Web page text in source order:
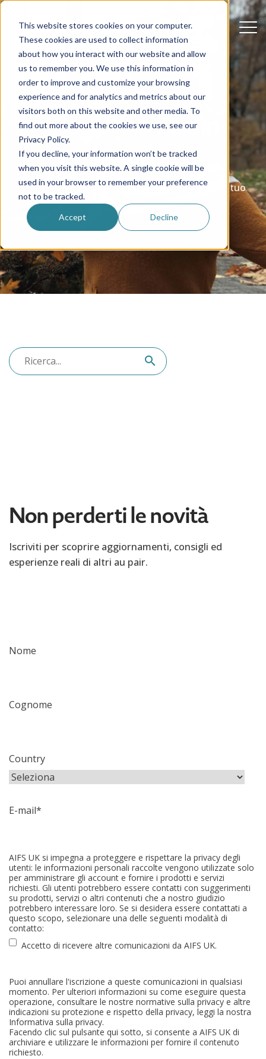
This website stores cookies on your computer.
These cookies are used to collect information
about how you interact with our website and allow
us to remember you. We use this information in
order to improve and customize your browsing
experience and for analytics and metrics about our
visitors both on this website and other media. To
find out more about the cookies we use, see our
Privacy Policy.
If you decline, your information won’t be tracked
when you visit this website. A single cookie will be
used in your browser to remember your preference
not to be tracked.
Accept Decline
Blog di Au Pair in
America
Storie vere, consigli e idee utili per aiutarti nel tuo
viaggio alla pari.
Non perderti le novità
Iscriviti per scoprire aggiornamenti, consigli ed
esperienze reali di altri au pair.
Nome
Cognome
Country
E-mail*
AIFS UK si impegna a proteggere e rispettare la privacy degli
utenti: le informazioni personali raccolte vengono utilizzate solo
per amministrare gli account e fornire i prodotti e servizi
richiesti. Gli utenti potrebbero essere contatti con suggerimenti
su prodotti, servizi o altri contenuti che a nostro giudizio
potrebbero interessare loro. Se si desidera essere contattati a
questo scopo, selezionare una delle seguenti modalità di
contatto:
Accetto di ricevere altre comunicazioni da AIFS UK.
Puoi annullare l'iscrizione a queste comunicazioni in qualsiasi
momento. Per ulteriori informazioni su come eseguire questa
operazione, consultare le nostre normative sulla privacy e altre
indicazioni su protezione e rispetto della privacy, leggi la nostra
Informativa sulla privacy.
Facendo clic sul pulsante qui sotto, si consente a AIFS UK di
archiviare e utilizzare le informazioni per fornire il contenuto
richiesto.